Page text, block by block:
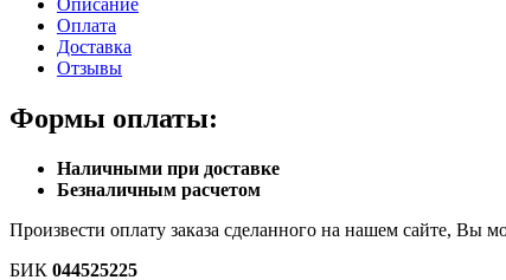
Оплата
Доставка
Отзывы
Формы оплаты:
Наличными при доставке
Безналичным расчетом
Произвести оплату заказа сделанного на нашем сайте,
БИК 044525225